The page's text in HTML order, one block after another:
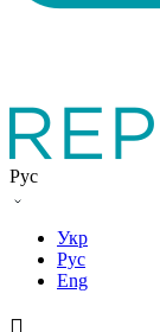
Рус
Укр
Рус
Eng